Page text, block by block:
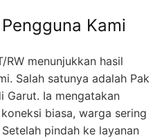
Kami
menunjukkan hasil
Salah satunya adalah Pak
Garut. Ia mengatakan
biasa, warga sering
pindah ke layanan